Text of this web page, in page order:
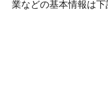
業などの基本情報は下